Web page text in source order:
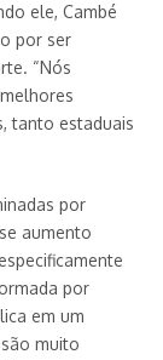
ele, Cambé
por ser
“Nós
tanto estaduais
por
aumento
por
em um
muito